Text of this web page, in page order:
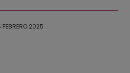
FEBRERO 2025